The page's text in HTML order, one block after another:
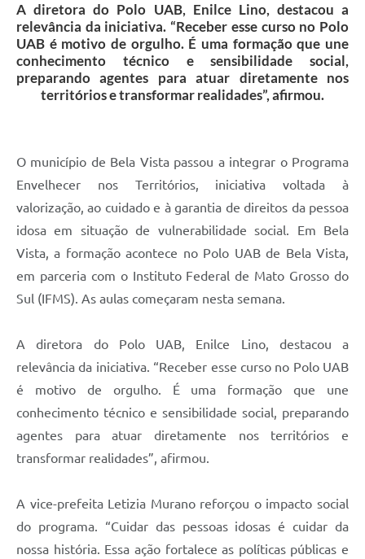
A diretora do Polo UAB, Enilce Lino, destacou a
relevância da iniciativa. “Receber esse curso no Polo
UAB é motivo de orgulho. É uma formação que une
conhecimento técnico e sensibilidade social,
preparando agentes para atuar diretamente nos
territórios e transformar realidades”, afirmou.
O município de Bela Vista passou a integrar o Programa
Envelhecer nos Territórios, iniciativa voltada à
valorização, ao cuidado e à garantia de direitos da pessoa
idosa em situação de vulnerabilidade social. Em Bela
Vista, a formação acontece no Polo UAB de Bela Vista,
em parceria com o Instituto Federal de Mato Grosso do
Sul (IFMS). As aulas começaram nesta semana.
A diretora do Polo UAB, Enilce Lino, destacou a
relevância da iniciativa. “Receber esse curso no Polo UAB
é motivo de orgulho. É uma formação que une
conhecimento técnico e sensibilidade social, preparando
agentes para atuar diretamente nos territórios e
transformar realidades”, afirmou.
A vice-prefeita Letizia Murano reforçou o impacto social
do programa. “Cuidar das pessoas idosas é cuidar da
nossa história. Essa ação fortalece as políticas públicas e